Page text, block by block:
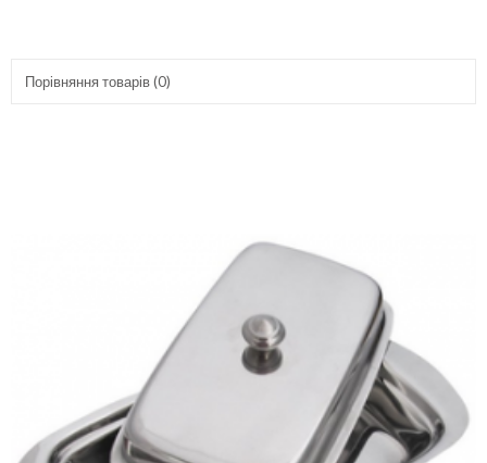
Порівняння товарів (0)